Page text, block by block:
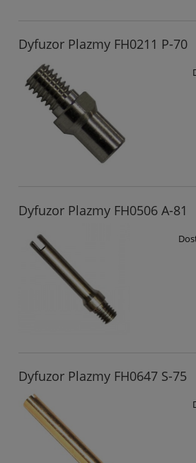
Dyfuzor Plazmy FH0211 P-70
Dyfuzor Plazmy FH0506 A-81
Dyfuzor Plazmy FH0647 S-75